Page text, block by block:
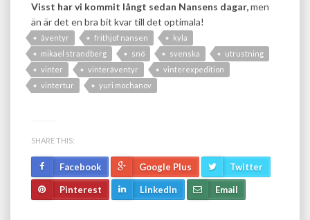
Visst har vi kommit långt sedan Nansens dagar,men
än är det en bra bit kvar till det optimala!
äventyr frithjof nansen
kyla
mikael strandberg
snö svenska
utrustning
vinter
vinteräventyr
vinterexpedition
vintertur
yuri mochanov
SHARE THIS:
Facebook Google Plus Twitter
Pinterest LinkedIn Email